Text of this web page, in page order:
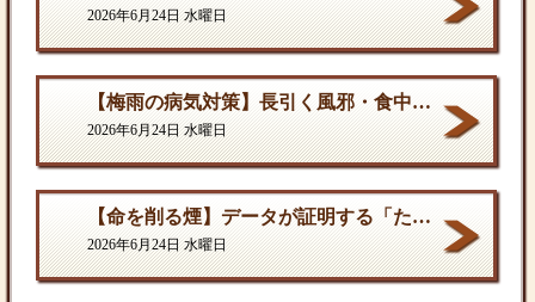
2026年6月24日 水曜日
【梅雨の病気対策】長引く風邪・食中毒・カビの脅威から体を守る方法
2026年6月24日 水曜日
【命を削る煙】データが証明する「たばこ関連死」の真実
2026年6月24日 水曜日